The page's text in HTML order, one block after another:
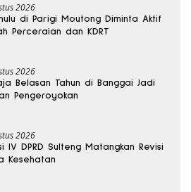
2026
di Parigi Moutong Diminta Aktif
Perceraian dan KDRT
2026
Belasan Tahun di Banggai Jadi
Pengeroyokan
2026
IV DPRD Sulteng Matangkan Revisi
Kesehatan